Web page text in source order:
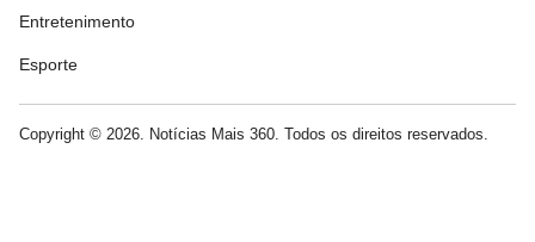
Entretenimento
Esporte
Copyright © 2026. Notícias Mais 360. Todos os direitos reservados.